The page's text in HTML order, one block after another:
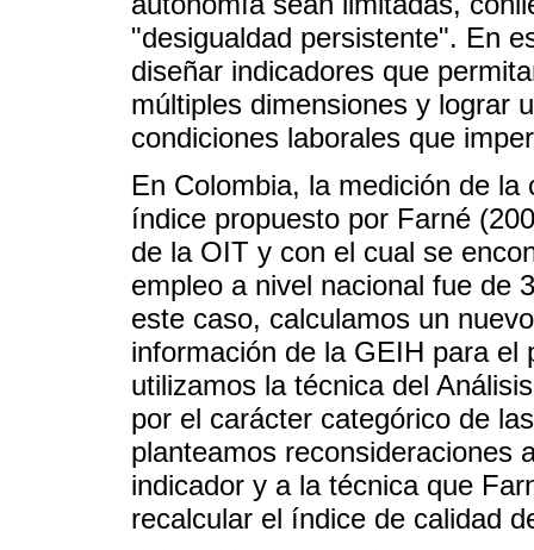
"desigualdad persistente". En
diseñar indicadores que
múltiples dimensiones y lograr
condiciones laborales que
En Colombia, la medición de
índice propuesto por Farné
de la OIT y con el cual se
empleo a nivel nacional fue de
este caso, calculamos un
información de la GEIH para el
utilizamos la técnica del
por el carácter categórico de
planteamos reconsideraciones
indicador y a la técnica que
recalcular el índice de calidad